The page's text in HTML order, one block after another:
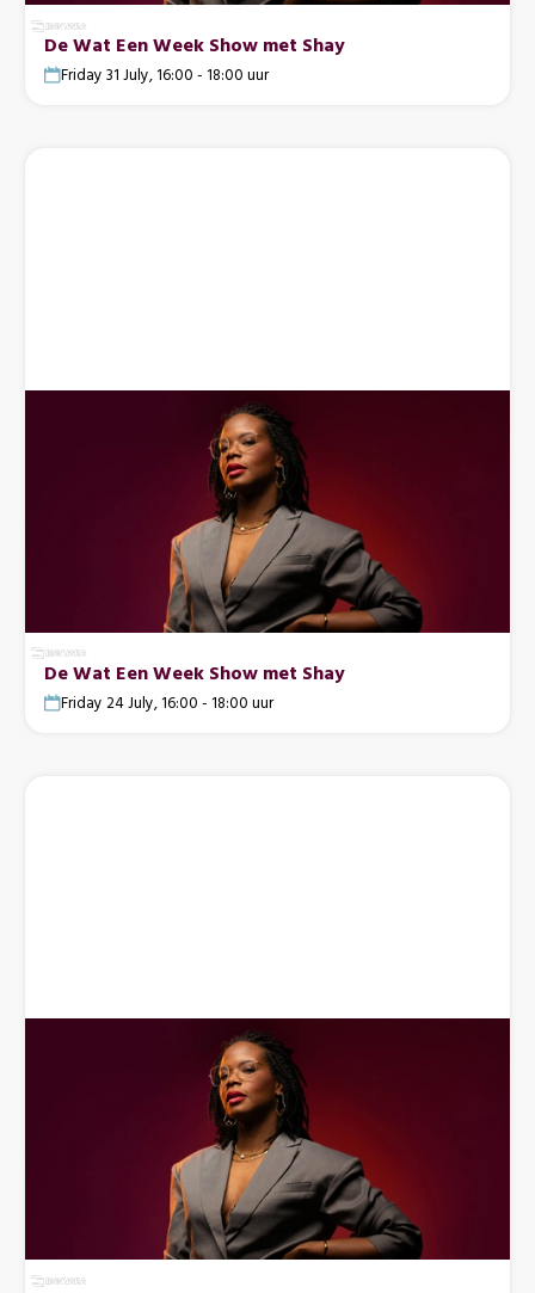
De Wat Een Week Show met Shay
Friday 31 July, 16:00 - 18:00 uur
De Wat Een Week Show met Shay
Friday 24 July, 16:00 - 18:00 uur